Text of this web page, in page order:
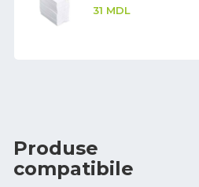
31 MDL
Produse
compatibile